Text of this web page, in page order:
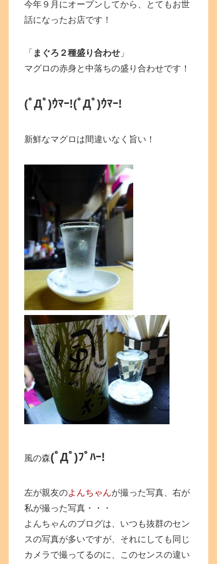
今年９月にオープンしてから、とてもお世
話になったお店です！
「 まぐろ２種盛り合わせ 」
マグロの赤身と中落ちの盛り合わせです！
(ﾟДﾟ)ｳﾏｰ!(ﾟДﾟ)ｳﾏｰ!
新鮮なマグロは間違いなく旨い！
風の森(ﾟДﾟ)ﾌﾟﾊｰ!
左が親友のよんちゃんが撮った写真、右が
私が撮った写真・・・
よんちゃんのブログは、いつも抜群のセン
スの写真が多いですが、それにしても同じ
カメラで撮ってるのに、このセンスの違い